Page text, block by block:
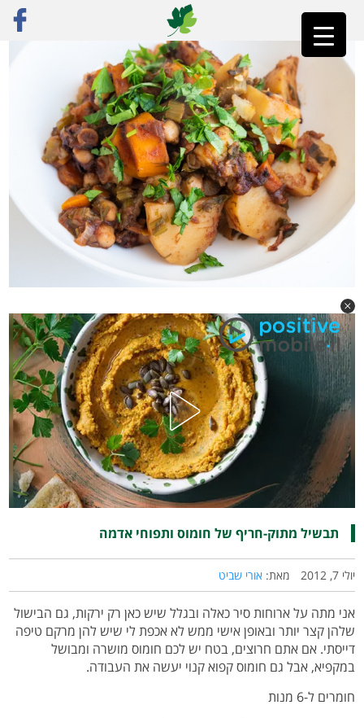
ראשי»רק מתכונים תבשיל מתוק-חריף של חומוס ותפוחי אדמה
תבשיל מתוק-חריף של חומוס ותפוחי אדמה
יולי 7, 2012 מאת: אורי שביט
אני מתה על ארוחות סיר כאלה ובגלל שיש כאן רק ירקות, גם הבישול
שלהן קצר יותר ובאופן אישי ממש לא אכפת לי שיש להן מרקם טיפה
דייסתי. אם אתם חרוצים, בטח יש לכם חומוס מושרה ומבושל
במקפיא, אבל גם חומוס קפוא קנוי יעשה את העבודה.
חומרים ל-6 מנות